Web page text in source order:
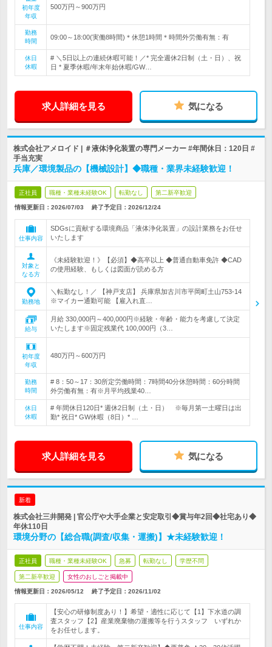
初年度
年収
500万円～900万円
勤務
時間
09:00～18:00(実働8時間)＊休憩1時間＊時間外労働有無：有
休日
休暇
# ＼5日以上の連続休暇可能！／* 完全週休2日制（土・日）、祝
日 * 夏季休暇/年末年始休暇/GW…
求人詳細を見る 気になる
株式会社アメロイド | ＃液体浄化装置の専門メーカー #年間休日：120日 #
手当充実
兵庫／環境製品の【機械設計】◆職種・業界未経験歓迎！
正社員 職種・業種未経験OK 転勤なし 第二新卒歓迎
情報更新日：2026/07/03 終了予定日： 2026/12/24
仕事内容
SDGsに貢献する環境商品「液体浄化装置」の設計業務をお任せ
いたします
対象と
なる方
《未経験歓迎！》【必須】◆高卒以上 ◆普通自動車免許 ◆CAD
の使用経験、もしくは図面が読める方
勤務地
＼転勤なし！／ 【神戸支店】 兵庫県加古川市平岡町土山753-14
※マイカー通勤可能 【雇入れ直…
給与
月給 330,000円～400,000円※経験・年齢・能力を考慮して決定
いたします※固定残業代 100,000円（3…
初年度
年収
480万円～600万円
勤務
時間
# 8：50～17：30所定労働時間：7時間40分休憩時間：60分時間
外労働有無：有※月平均残業40…
休日
休暇
# 年間休日120日* 週休2日制（土・日） ※毎月第一土曜日は出
勤* 祝日* GW休暇（8日）* …
求人詳細を見る 気になる
新着
株式会社三井開発 | 官公庁や大手企業と安定取引◆賞与年2回◆社宅あり◆
年休110日
環境分野の【総合職(調査/収集・運搬)】★未経験歓迎！
正社員 職種・業種未経験OK 急募 転勤なし 学歴不問
第二新卒歓迎 女性のおしごと掲載中
情報更新日：2026/05/12 終了予定日： 2026/11/02
仕事内容
【安心の研修制度あり！】希望・適性に応じて【1】下水道の調
査スタッフ【2】産業廃棄物の運搬等を行うスタッフ いずれか
をお任せします。